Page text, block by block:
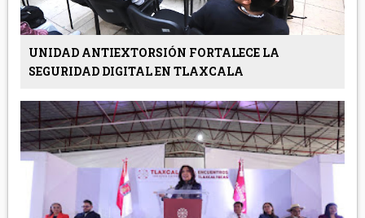
UNIDAD ANTIEXTORSIÓN FORTALECE LA
SEGURIDAD DIGITAL EN TLAXCALA